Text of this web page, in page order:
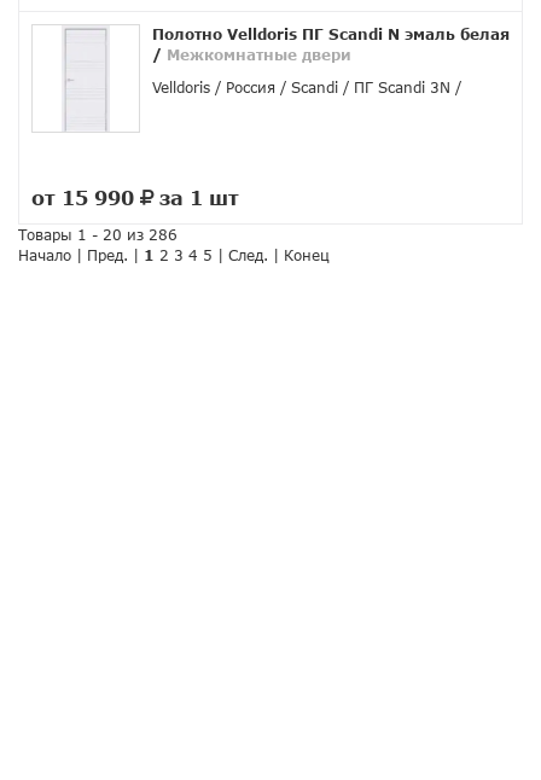
Полотно Velldoris ПГ Scandi N эмаль белая
/ Межкомнатные двери
Velldoris
Россия Scandi ПГ Scandi 3N
от 15 990
за 1 шт
Товары 1 - 20 из 286
Начало | Пред. | 1 2 3 4 5 След. Конец